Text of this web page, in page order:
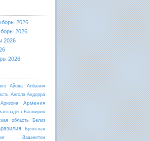
2026
2026
2026
2026
Айова
Албания
Ангола Андорра
Аризона Армения
Башкирия
область Белиз
Брянская
Вашингтон